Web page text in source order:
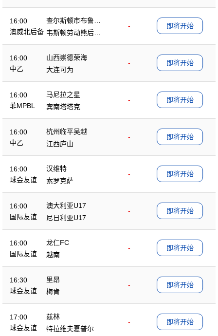
16:00
澳威北后备
查尔斯顿市布鲁斯
后备队
-
韦斯顿劳动熊后备
队
即将开始
16:00
中乙
山西崇德荣海
-
大连可为
即将开始
16:00
菲MPBL
马尼拉之星
-
宾南塔塔克
即将开始
16:00
中乙
杭州临平吴越
-
江西庐山
即将开始
16:00
球会友谊
汉维特
-
索罗克萨
即将开始
16:00
国际友谊
澳大利亚U17
-
尼日利亚U17
即将开始
16:00
国际友谊
龙仁FC
-
越南
即将开始
16:30
球会友谊
里昂
-
梅肯
即将开始
17:00
球会友谊
兹林
-
特拉维夫夏普尔
即将开始